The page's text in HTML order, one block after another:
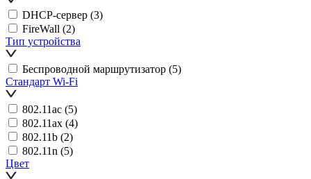
DHCP-сервер (3)
FireWall (2)
Тип устройства
Беспроводной маршрутизатор (5)
Стандарт Wi-Fi
802.11ac (5)
802.11ax (4)
802.11b (2)
802.11n (5)
Цвет